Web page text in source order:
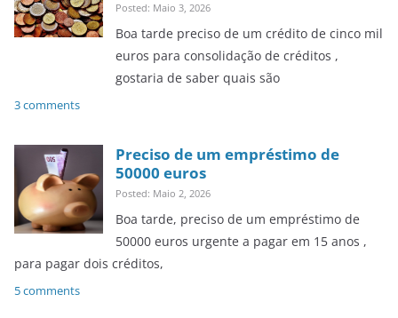
Posted: Maio 3, 2026
Boa tarde preciso de um crédito de cinco mil
euros para consolidação de créditos ,
gostaria de saber quais são
3 comments
Preciso de um empréstimo de
50000 euros
Posted: Maio 2, 2026
Boa tarde, preciso de um empréstimo de
50000 euros urgente a pagar em 15 anos ,
para pagar dois créditos,
5 comments